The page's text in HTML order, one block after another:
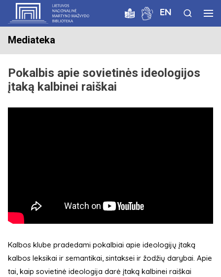
EN
Mediateka
Pokalbis apie sovietinės ideologijos
įtaką kalbinei raiškai
Kalbos klube pradedami pokalbiai apie ideologijų įtaką
kalbos leksikai ir semantikai, sintaksei ir žodžių darybai. Apie
tai, kaip sovietinė ideologija darė įtaką kalbinei raiškai